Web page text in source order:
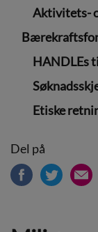
Aktivitets-
HANDLEs
Etiske
Del på